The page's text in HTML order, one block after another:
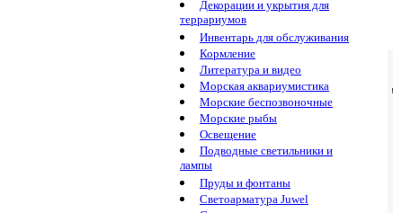
Декорации и укрытия для
террариумов
Инвентарь для обслуживания
Кормление
Литература и видео
Морская аквариумистика
Морские беспозвоночные
Морские рыбы
Освещение
Подводные светильники и
лампы
Пруды и фонтаны
Светоарматура Juwel